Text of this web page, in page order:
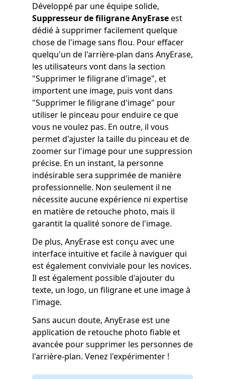
Développé par une équipe solide,
Suppresseur de filigrane AnyEraseest
dédié à supprimer facilement quelque
chose de l'image sans flou. Pour effacer
quelqu'un de l'arrière-plan dans AnyErase,
les utilisateurs vont dans la section
"Supprimer le filigrane d'image", et
importent une image, puis vont dans
"Supprimer le filigrane d'image" pour
utiliser le pinceau pour enduire ce que
vous ne voulez pas. En outre, il vous
permet d'ajuster la taille du pinceau et de
zoomer sur l'image pour une suppression
précise. En un instant, la personne
indésirable sera supprimée de manière
professionnelle. Non seulement il ne
nécessite aucune expérience ni expertise
en matière de retouche photo, mais il
garantit la qualité sonore de l'image.
De plus, AnyErase est conçu avec une
interface intuitive et facile à naviguer qui
est également conviviale pour les novices.
Il est également possible d'ajouter du
texte, un logo, un filigrane et une image à
l'image.
Sans aucun doute, AnyErase est une
application de retouche photo fiable et
avancée pour supprimer les personnes de
l'arrière-plan. Venez l'expérimenter !